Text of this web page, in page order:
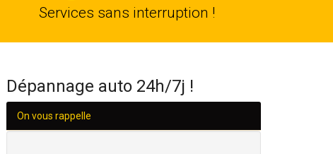
24
H/24
Services sans interruption !
Dépannage auto 24h/7j !
On vous rappelle